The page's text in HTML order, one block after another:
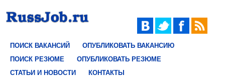
ПОИСК ВАКАНСИЙ
ОПУБЛИКОВАТЬ ВАКАНСИЮ
ПОИСК РЕЗЮМЕ
ОПУБЛИКОВАТЬ РЕЗЮМЕ
СТАТЬИ И НОВОСТИ
КОНТАКТЫ